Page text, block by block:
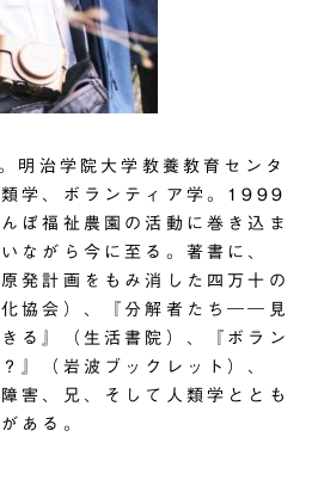
明治学院大学教養教育センタ
学、ボランティア学。1999
ぼ福祉農園の活動に巻き込ま
ながら今に至る。著書に、
発計画をもみ消した四万十の
化協会）、『分解者たち――見
る』（生活書院）、『ボラン
』（岩波ブックレット）、
害、兄、そして人類学ととも
ある。